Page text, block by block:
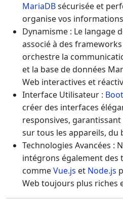
MariaDBsécurisée et
organise vos
Dynamisme : Le langage
associé à des
orchestre la
et la base de données
Web interactives et
Interface Utilisateur :
créer des interfaces
responsives,
sur tous les appareils, du
Technologies Avancées :
intégrons également des
commeVue.js et Node.js
Web toujours plus riches